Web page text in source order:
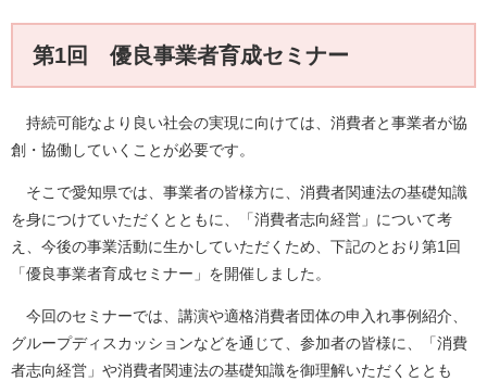
第1回 優良事業者育成セミナー
持続可能なより良い社会の実現に向けては、消費者と事業者が協
創・協働していくことが必要です。
そこで愛知県では、事業者の皆様方に、消費者関連法の基礎知識
を身につけていただくとともに、「消費者志向経営」について考
え、今後の事業活動に生かしていただくため、下記のとおり第1回
「優良事業者育成セミナー」を開催しました。
今回のセミナーでは、講演や適格消費者団体の申入れ事例紹介、
グループディスカッションなどを通じて、参加者の皆様に、「消費
者志向経営」や消費者関連法の基礎知識を御理解いただくととも